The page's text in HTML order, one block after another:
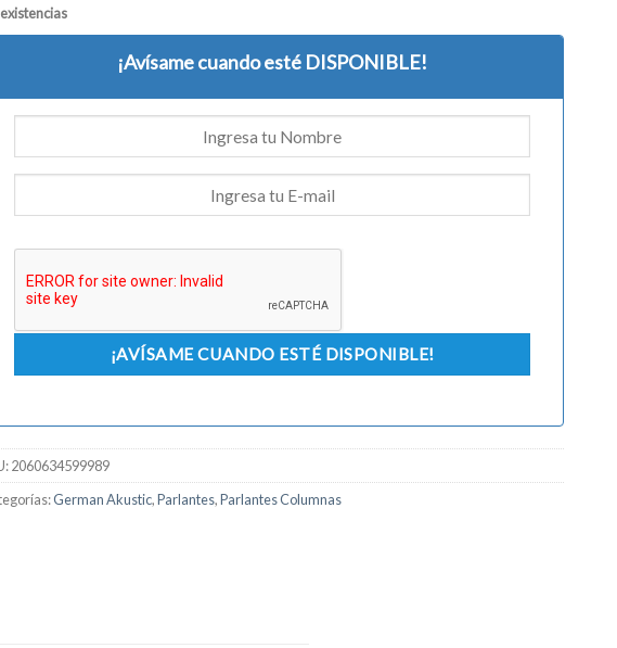
¡Avísame cuando esté DISPONIBLE!
2060634599989
German Akustic,Parlantes,Parlantes Columnas